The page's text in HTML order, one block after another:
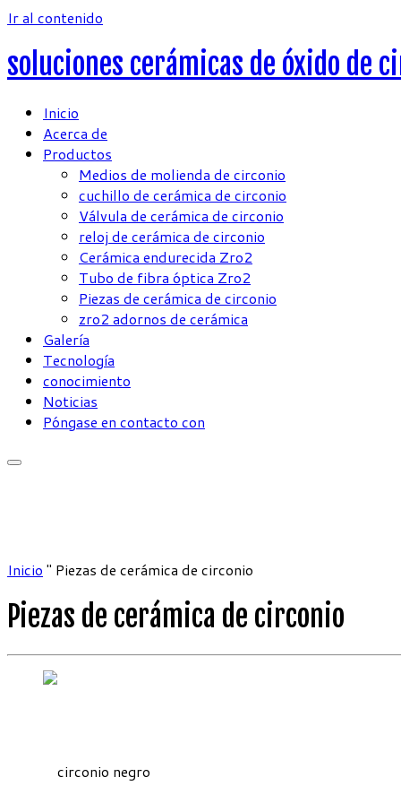
Ir al contenido
soluciones cerámicas de óxido de
Inicio
Acerca de
Productos
Medios de molienda de circonio
cuchillo de cerámica de circonio
Válvula de cerámica de circonio
reloj de cerámica de circonio
Cerámica endurecida Zro2
Tubo de fibra óptica Zro2
Piezas de cerámica de circonio
zro2 adornos de cerámica
Galería
Tecnología
conocimiento
Noticias
Póngase en contacto con
Inicio " Piezas de cerámica de circonio
Piezas de cerámica de circonio